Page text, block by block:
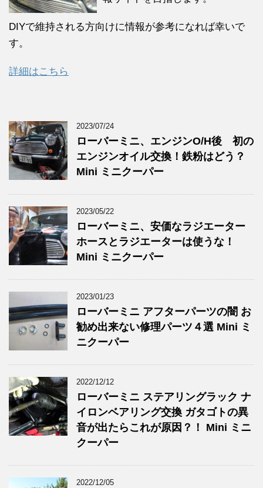
DIYで維持される方向けに情報が参考になれば幸いで
す。
詳細はこちら
2023/07/24
ローバーミニ、エンジンO/H後 初の
エンジンオイル交換！鉄粉はどう？
Mini ミニクーパー
2023/05/22
ローバーミニ、安価なラジエーター
ホースとラジエーターは使うな！
Mini ミニクーパー
2023/01/23
ローバーミニ アフターパーツの闇 お
勧め出来ない修理パーツ４選 Mini ミ
ニクーパー
2022/12/12
ローバーミニ ステアリングラック ナ
イロンベアリング交換 ガタゴトの異
音が出たらこれが原因？！ Mini ミニ
クーパー
2022/12/05